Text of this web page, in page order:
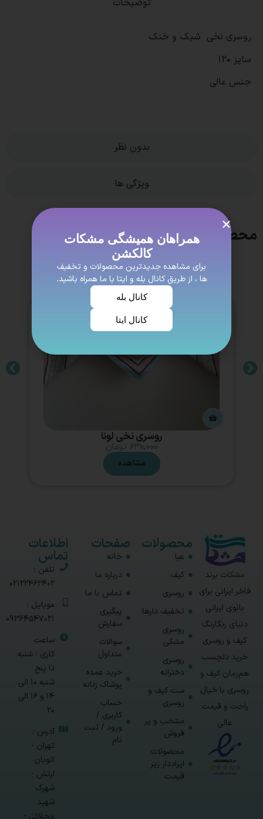
توضیحات
بدون نظر
ویژگی ها
روسری نخی شیک و خنک
سایز 120
جنس عالی
محصولات مشابه
روسری نخی لونا
۶۳۰,۰۰۰ تومان
مشاهده
مشکات برند
فاخر ایرانی برای
بانوی ایرانی
دنیای رنگارنگ
کیف و روسری
خرید دلچسب
هم‌زمان کیف و
روسری با خیال
راحت و قیمت
عالی
محصولات
عبا
کیف
روسری
تخفیف دارها
روسری
مشکی
روسری
دخترانه
ست کیف و
روسری
منتخب و پر
فروش
محصولات
ایراددار زیر
قیمت
صفحات
خانه
درباره ما
تماس با ما
پیگیری
سفارش
سوالات
متداول
خرید عمده
پوشاک زنانه
حساب
کاربری /
ورود / ثبت
نام
اطلاعات
تماس
تلفن :
02122462402
موبایل :
09364547021
ساعت
کاری : شنبه
تا پنج
شنبه 10 الی
14 و 16 الی
20
آدرس :
تهران -
اتوبان
ارتش -
شهرک
شهید
همراهان همیشگی مشکات
کالکشن
برای مشاهده جدیدترین محصولات و تخفیف
ها ، از طریق کانال بله و ایتا با ما همراه باشید.
کانال بله
کانال ایتا